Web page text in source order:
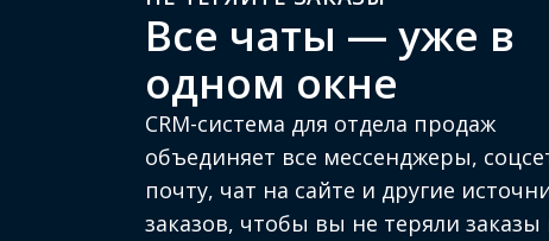
Все чаты — уже в
одном окне
CRM-система для отдела продаж
объединяет все мессенджеры,
почту, чат на сайте и другие
заказов, чтобы вы не теряли заказы